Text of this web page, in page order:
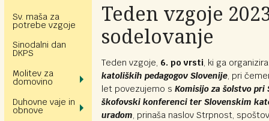
Sv. maša za
potrebe vzgoje
Sinodalni dan
DKPS
Molitev za
domovino
Duhovne vaje in
obnove
Teden vzgoje
sodelovanje
Teden vzgoje, 6. po vrsti, ki ga
katoliških pedagogov Slovenije, pri
let povezujemo s Komisijo za šolstvo pri
škofovski konferenci ter Slovenskim
uradom, prinaša naslov Strpnost,